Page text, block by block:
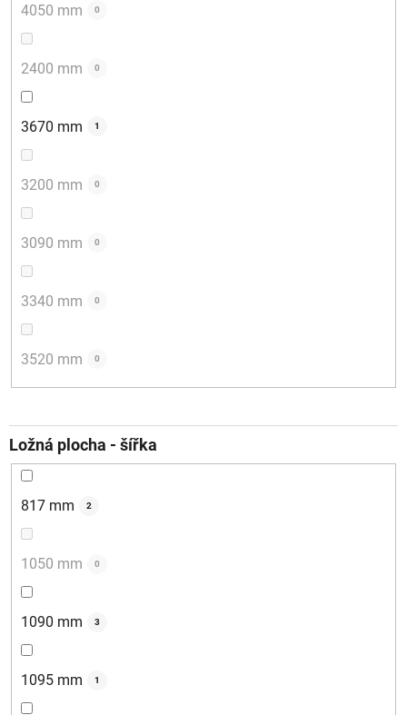
4050 mm 0
2400 mm 0
3670 mm 1
3200 mm 0
3090 mm 0
3340 mm 0
3520 mm 0
Ložná plocha - šířka
817 mm 2
1050 mm 0
1090 mm 3
1095 mm 1